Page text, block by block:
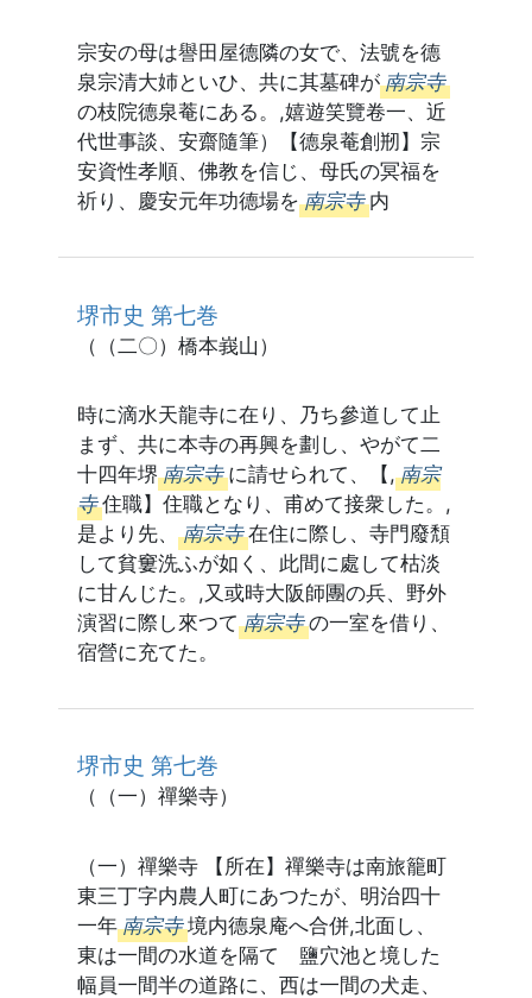
宗安の母は譽田屋德隣の女で、法號を德
泉宗清大姉といひ、共に其墓碑が 南宗寺
の枝院德泉菴にある。,嬉遊笑覽卷一、近
代世事談、安齋隨筆）【德泉菴創剏】宗
安資性孝順、佛教を信じ、母氏の冥福を
祈り、慶安元年功德場を 南宗寺 内
堺市史 第七巻
（（二〇）橋本峩山）
時に滴水天龍寺に在り、乃ち參道して止
まず、共に本寺の再興を劃し、やがて二
十四年堺 南宗寺 に請せられて、【, 南宗
寺 住職】住職となり、甫めて接衆した。,
是より先、 南宗寺 在住に際し、寺門廢頽
して貧窶洗ふが如く、此間に處して枯淡
に甘んじた。,又或時大阪師團の兵、野外
演習に際し來つて 南宗寺 の一室を借り、
宿營に充てた。
堺市史 第七巻
（（一）禪樂寺）
（一）禪樂寺 【所在】禪樂寺は南旅籠町
東三丁字内農人町にあつたが、明治四十
一年 南宗寺 境内德泉庵へ合併,北面し、
東は一間の水道を隔てゝ鹽穴池と境した
幅員一間半の道路に、西は一間の犬走、